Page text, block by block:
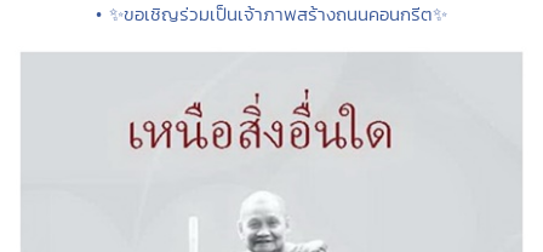
• ✨ขอเชิญร่วมเป็นเจ้าภาพสร้างถนนคอนกรีต✨